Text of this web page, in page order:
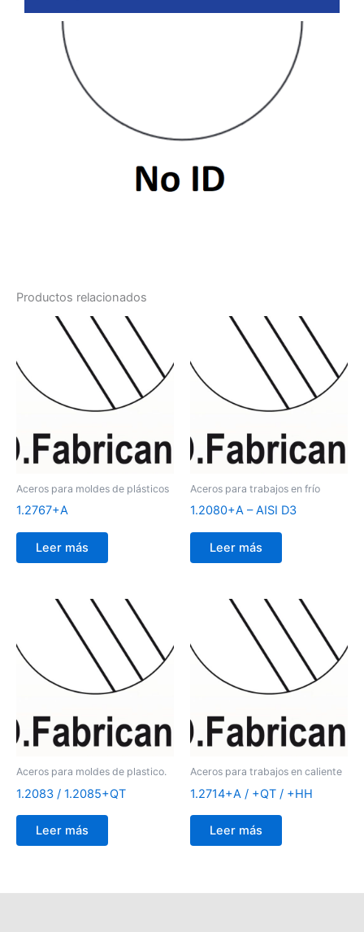
Productos relacionados
Aceros para moldes de plásticos
1.2767+A
Leer más
Aceros para trabajos en frío
1.2080+A – AISI D3
Leer más
Aceros para moldes de plastico.
1.2083 / 1.2085+QT
Leer más
Aceros para trabajos en caliente
1.2714+A / +QT / +HH
Leer más